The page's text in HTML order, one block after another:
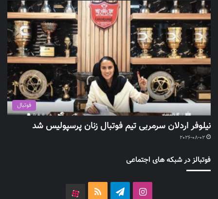
فوتبال
نیلوفر اردلان سرمربی تیم فوتبال زنان پرسپولیس شد
2026-08-02
فوتبالز در شبکه های اجتماعی
اینستاگرامتلگرام خوراک